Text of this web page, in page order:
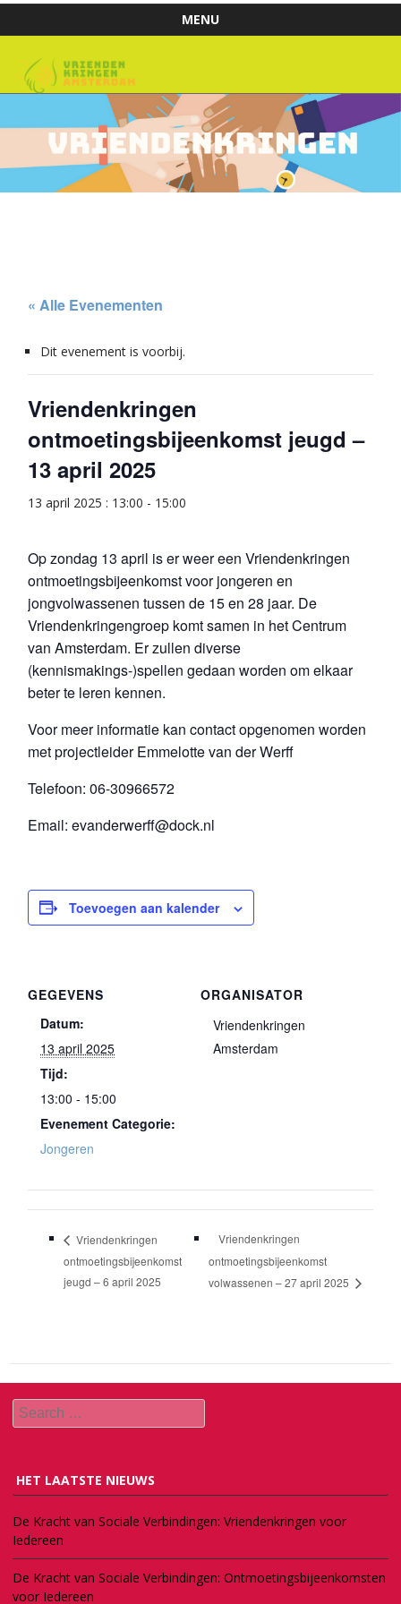
MENU
« Alle Evenementen
Dit evenement is voorbij.
Vriendenkringen
ontmoetingsbijeenkomst jeugd –
13 april 2025
13 april 2025 : 13:00 - 15:00
Op zondag 13 april is er weer een Vriendenkringen
ontmoetingsbijeenkomst voor jongeren en
jongvolwassenen tussen de 15 en 28 jaar. De
Vriendenkringengroep komt samen in het Centrum
van Amsterdam. Er zullen diverse
(kennismakings-)spellen gedaan worden om elkaar
beter te leren kennen.
Voor meer informatie kan contact opgenomen worden
met projectleider Emmelotte van der Werff
Telefoon: 06-30966572
Email: evanderwerff@dock.nl
Toevoegen aan kalender
GEGEVENS
Datum:
13 april 2025
Tijd:
13:00 - 15:00
Evenement Categorie:
Jongeren
ORGANISATOR
Vriendenkringen
Amsterdam
Vriendenkringen
ontmoetingsbijeenkomst
jeugd – 6 april 2025
Vriendenkringen
ontmoetingsbijeenkomst
volwassenen – 27 april 2025
Search
HET LAATSTE NIEUWS
De Kracht van Sociale Verbindingen: Vriendenkringen voor
Iedereen
De Kracht van Sociale Verbindingen: Ontmoetingsbijeenkomsten
voor Iedereen